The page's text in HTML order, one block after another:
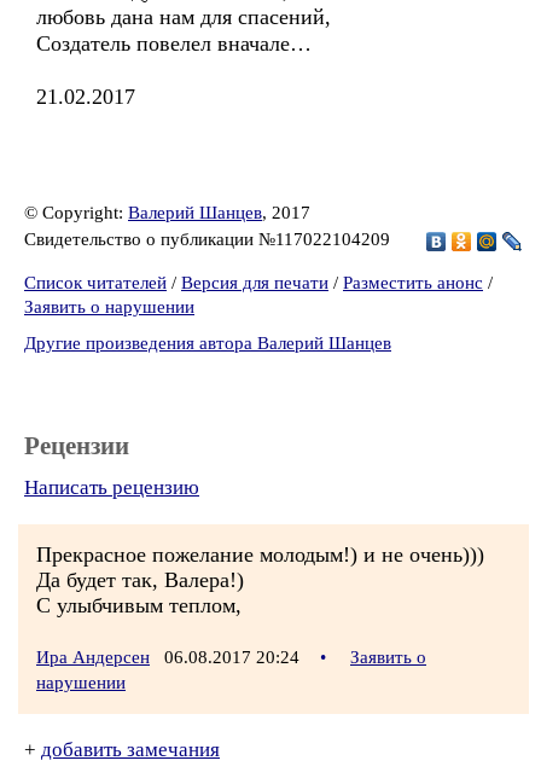
любовь дана нам для спасений,
Создатель повелел вначале…
21.02.2017
© Copyright: Валерий Шанцев, 2017
Свидетельство о публикации №117022104209
Список читателей / Версия для печати / Разместить анонс /
Заявить о нарушении
Другие произведения автора Валерий Шанцев
Рецензии
Написать рецензию
Прекрасное пожелание молодым!) и не очень)))
Да будет так, Валера!)
С улыбчивым теплом,
Ира Андерсен 06.08.2017 20:24 •
Заявить о
нарушении
+ добавить замечания